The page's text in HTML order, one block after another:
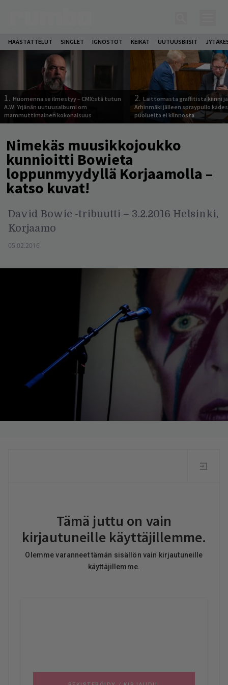
HAASTATTELUT SINGLET IGNOSTOT KEIKAT UUTUUSBIISIT
1. Huomenna se ilmestyy – CMX:stä tutun
A.W. Yrjänän uutuusalbumi om
mammuttimainen kokonaisuus
2. Laittomasta graffitista kiinni
Arhinmäki jälleen spraypullo
puolueita ei kiinnosta
Nimekäs muusikkojoukko
kunnioitti Bowieta
loppunmyydyllä Korjaamolla –
katso kuvat!
David Bowie -tribuutti – 3.2.2016 Helsinki,
Korjaamo
05.02.2016